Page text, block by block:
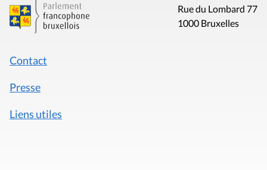
Rue du Lombard 77
1000 Bruxelles
Contact
Presse
Liens utiles